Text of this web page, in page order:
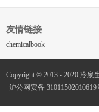
友情链接
chemicalbook
Copyright © 2013 - 2020 冷
沪公网安备 31011502010619